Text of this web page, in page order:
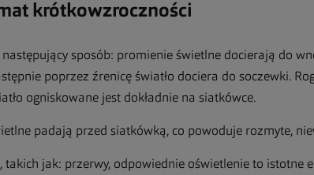
krótkowzroczności
sposób: promienie świetlne docierają do
poprzez źrenicę światło dociera do soczewki.
ogniskowane jest dokładnie na siatkówce.
padają przed siatkówką, co powoduje rozmyte,
jak: przerwy, odpowiednie oświetlenie to istotne